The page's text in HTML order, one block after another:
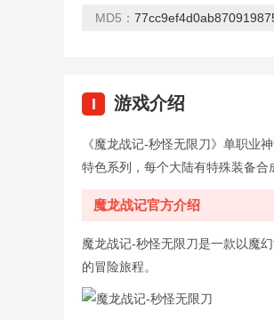
MD5：
I 游戏介绍
《魔龙战记-秒怪无限刀》单职业
特色系列，每个大陆有特殊装备合
魔龙战记官方介绍
魔龙战记-秒怪无限刀是一款以魔
的冒险旅程。
下载
众神大陆（元宇宙地藏养龙）